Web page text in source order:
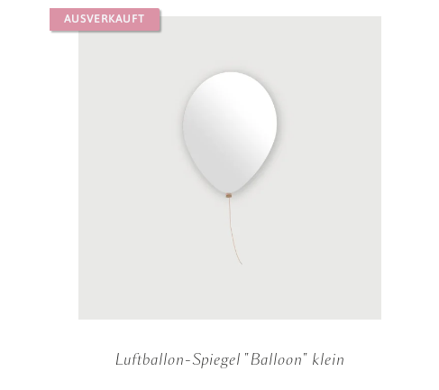
AUSVERKAUFT
Luftballon-Spiegel "Balloon" klein